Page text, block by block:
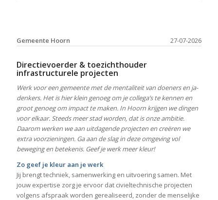
27-07-2026
Gemeente Hoorn
Directievoerder & toezichthouder
infrastructurele projecten
Werk voor een gemeente met de mentaliteit van doeners en ja-
denkers. Het is hier klein genoeg om je collega’s te kennen en
groot genoeg om impact te maken. In Hoorn krijgen we dingen
voor elkaar. Steeds meer stad worden, dat is onze ambitie.
Daarom werken we aan uitdagende projecten en creëren we
extra voorzieningen. Ga aan de slag in deze omgeving vol
beweging en betekenis. Geef je werk meer kleur!
Zo geef je kleur aan je werk
Jij brengt techniek, samenwerking en uitvoering samen. Met
jouw expertise zorg je ervoor dat civieltechnische projecten
volgens afspraak worden gerealiseerd, zonder de menselijke